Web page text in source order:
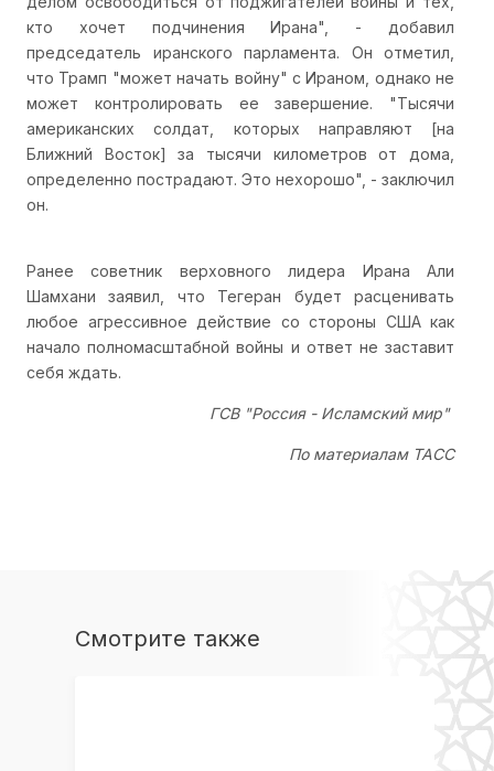
кто хочет подчинения Ирана", - добавил
председатель иранского парламента. Он отметил,
что Трамп "может начать войну" с Ираном, однако не
может контролировать ее завершение. "Тысячи
американских солдат, которых направляют [на
Ближний Восток] за тысячи километров от дома,
определенно пострадают. Это нехорошо", - заключил
он.
Ранее советник верховного лидера Ирана Али
Шамхани заявил, что Тегеран будет расценивать
любое агрессивное действие со стороны США как
начало полномасштабной войны и ответ не заставит
себя ждать.
ГСВ "Россия - Исламский мир"
По материалам ТАСС
Смотрите также